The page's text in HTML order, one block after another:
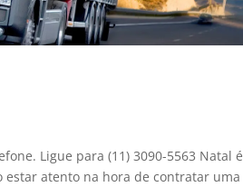
Ligue para (11) 3090-5563 Natal é
estar atento na hora de contratar uma